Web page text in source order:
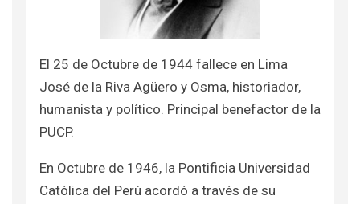
El 25 de Octubre de 1944 fallece en Lima
José de la Riva Agüero y Osma, historiador,
humanista y político. Principal benefactor de la
PUCP.
En Octubre de 1946, la Pontificia Universidad
Católica del Perú acordó a través de su